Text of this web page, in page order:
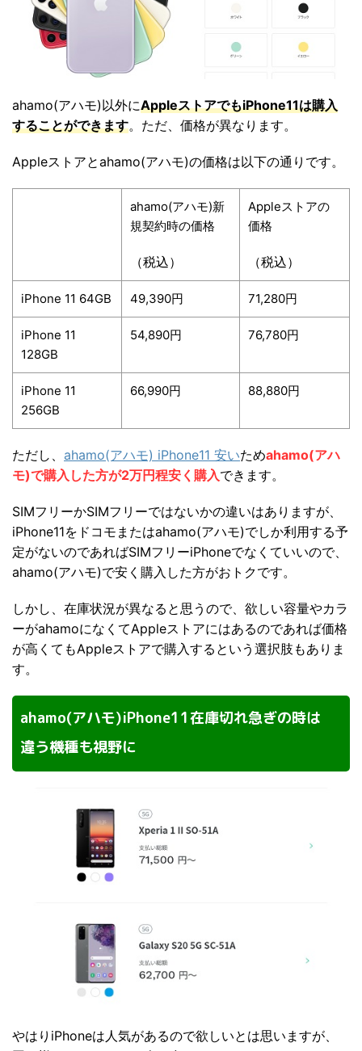
ahamo(アハモ)以外にAppleストアでもiPhone11は購入
することができます。ただ、価格が異なります。
Appleストアとahamo(アハモ)の価格は以下の通りです。
ahamo(アハモ)新
規契約時の価格
（税込）
Appleストアの
価格
（税込）
iPhone 11 64GB 49,390円 71,280円
iPhone 11
128GB
54,890円 76,780円
iPhone 11
256GB
66,990円 88,880円
ただし、 ahamo(アハモ) iPhone11 安いためahamo(アハ
モ)で購入した方が2万円程安く購入できます。
SIMフリーかSIMフリーではないかの違いはありますが、
iPhone11をドコモまたはahamo(アハモ)でしか利用する予
定がないのであればSIMフリーiPhoneでなくていいので、
ahamo(アハモ)で安く購入した方がおトクです。
しかし、在庫状況が異なると思うので、欲しい容量やカラ
ーがahamoになくてAppleストアにはあるのであれば価格
が高くてもAppleストアで購入するという選択肢もありま
す。
ahamo(アハモ)iPhone11在庫切れ急ぎの時は
違う機種も視野に
やはりiPhoneは人気があるので欲しいとは思いますが、